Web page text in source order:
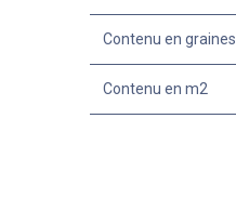
Contenu en graines
Contenu en m2